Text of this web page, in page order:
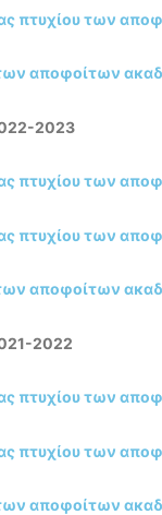
πτυχίου των
αποφοίτων
2023
πτυχίου των
πτυχίου των
αποφοίτων
2022
πτυχίου των
πτυχίου των
αποφοίτων